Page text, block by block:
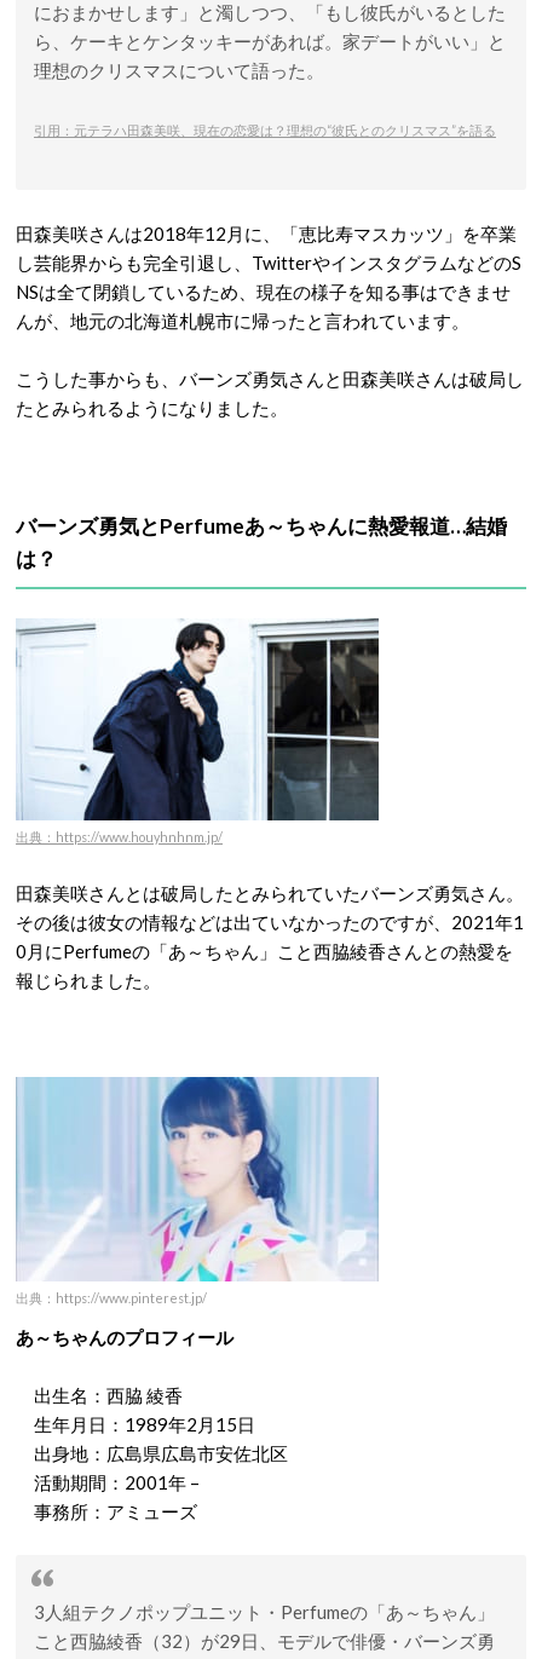
におまかせします」と濁しつつ、「もし彼氏がいるとした
ら、ケーキとケンタッキーがあれば。家デートがいい」と
理想のクリスマスについて語った。
引用： 元テラハ田森美咲、現在の恋愛は？理想の“彼氏とのクリスマス”を語る
田森美咲さんは2018年12月に、「恵比寿マスカッツ」を卒業
し芸能界からも完全引退し、TwitterやインスタグラムなどのS
NSは全て閉鎖しているため、現在の様子を知る事はできませ
んが、地元の北海道札幌市に帰ったと言われています。
こうした事からも、バーンズ勇気さんと田森美咲さんは破局し
たとみられるようになりました。
バーンズ勇気とPerfumeあ～ちゃんに熱愛報道…結婚
は？
出典：https://www.houyhnhnm.jp/
田森美咲さんとは破局したとみられていたバーンズ勇気さん。
その後は彼女の情報などは出ていなかったのですが、2021年1
0月にPerfumeの「あ～ちゃん」こと西脇綾香さんとの熱愛を
報じられました。
出典：https://www.pinterest.jp/
あ～ちゃんのプロフィール
出生名：西脇 綾香
生年月日：1989年2月15日
出身地：広島県広島市安佐北区
活動期間：2001年 –
事務所：アミューズ
3人組テクノポップユニット・Perfumeの「あ～ちゃん」
こと西脇綾香（32）が29日、モデルで俳優・バーンズ勇